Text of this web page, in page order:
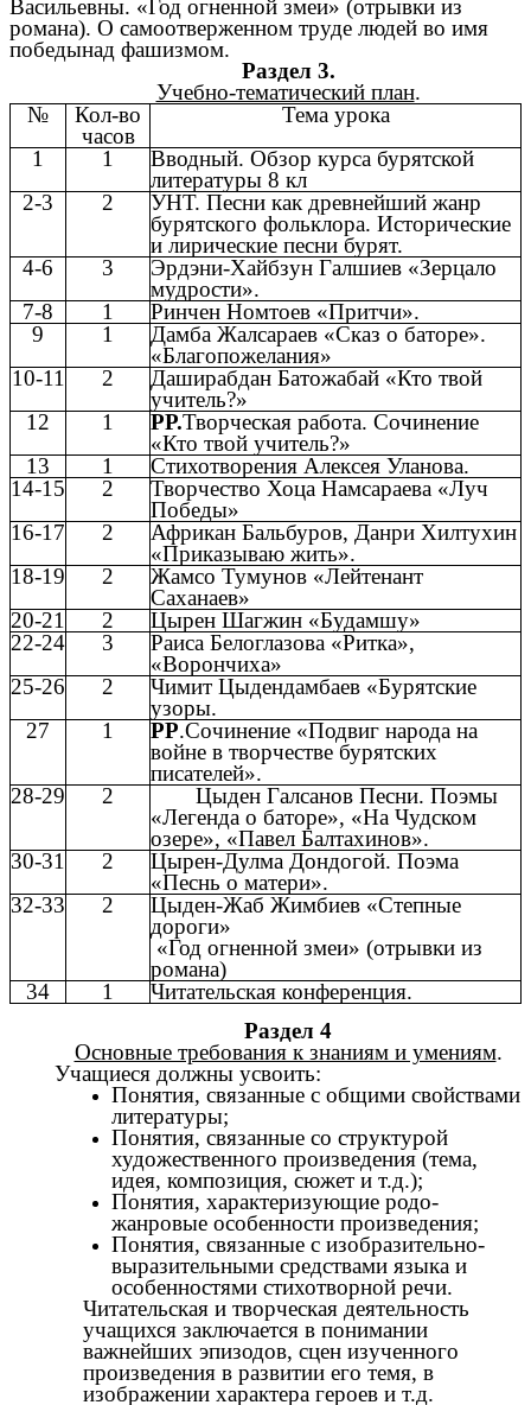
Васильевны. «Год огненной змеи» (отрывки из
романа). О самоотверженном труде людей во имя
победынад фашизмом.
Раздел 3.
Учебно-тематический план.
№
Кол-во
часов
Тема урока
1
1
Вводный. Обзор курса бурятской
литературы 8 кл
2-3
2
УНТ. Песни как древнейший жанр
бурятского фольклора. Исторические
и лирические песни бурят.
4-6
3
Эрдэни-Хайбзун Галшиев «Зерцало
мудрости».
7-8
1
Ринчен Номтоев «Притчи».
9
1
Дамба Жалсараев «Сказ о баторе».
«Благопожелания»
10-11
2
Даширабдан Батожабай «Кто твой
учитель?»
12
1 РР.Творческая работа. Сочинение
«Кто твой учитель?»
13
1
Стихотворения Алексея Уланова.
14-15
2
Творчество Хоца Намсараева «Луч
Победы»
16-17
2
Африкан Бальбуров, Данри Хилтухин
«Приказываю жить».
18-19
2
Жамсо Тумунов «Лейтенант
Саханаев»
20-21
2
Цырен Шагжин «Будамшу»
22-24
3
Раиса Белоглазова «Ритка»,
«Ворончиха»
25-26
2
Чимит Цыдендамбаев «Бурятские
узоры.
27
1 РР.Сочинение «Подвиг народа на
войне в творчестве бурятских
писателей».
28-29
2
Цыден Галсанов Песни. Поэмы
«Легенда о баторе», «На Чудском
озере», «Павел Балтахинов».
30-31
2
Цырен-Дулма Дондогой. Поэма
«Песнь о матери».
32-33
2
Цыден-Жаб Жимбиев «Степные
дороги»
«Год огненной змеи» (отрывки из
романа)
34
1
Читательская конференция.
Раздел 4
Основные требования к знаниям и умениям.
Учащиеся должны усвоить:
Понятия, связанные с общими свойствами
литературы;
Понятия, связанные со структурой
художественного произведения (тема,
идея, композиция, сюжет и т.д.);
Понятия, характеризующие родо-
жанровые особенности произведения;
Понятия, связанные с изобразительно-
выразительными средствами языка и
особенностями стихотворной речи.
Читательская и творческая деятельность
учащихся заключается в понимании
важнейших эпизодов, сцен изученного
произведения в развитии его темя, в
изображении характера героев и т.д.